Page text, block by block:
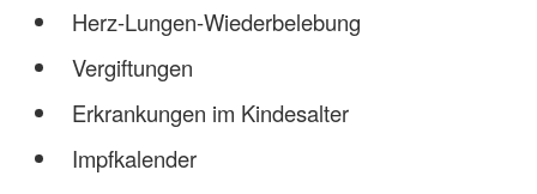
Herz-Lungen-Wiederbelebung
Vergiftungen
Erkrankungen im Kindesalter
Impfkalender